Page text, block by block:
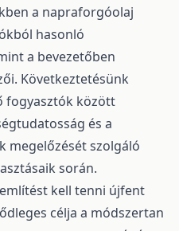
a napraforgóolaj
hasonló
a bevezetőben
Következtetésünk
fogyasztók között
és a
megelőzését szolgáló
során.
kell tenni újfent
célja a módszertan